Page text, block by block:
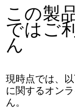
この製
ではご
ん
現時点では、
に関するオン
ん。